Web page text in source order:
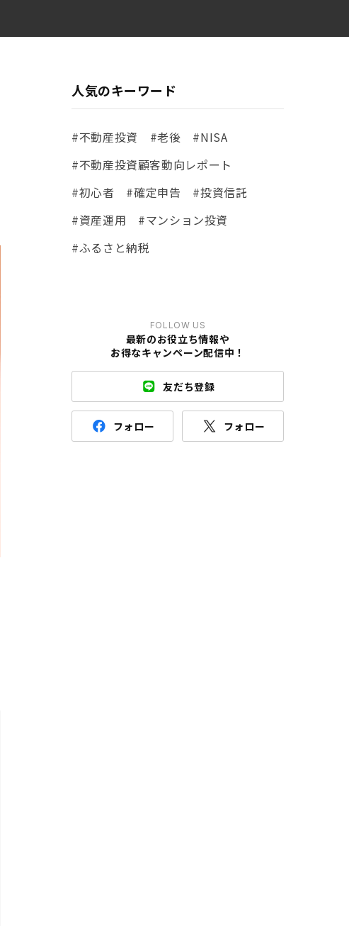
人気のキーワード
#不動産投資 #老後
#NISA
#不動産投資顧客動向レポート
#初心者
#確定申告
#投資信託
#資産運用
#マンション投資
#ふるさと納税
FOLLOW US
最新のお役立ち情報や
お得なキャンペーン配信中！
友だち登録
フォロー フォロー